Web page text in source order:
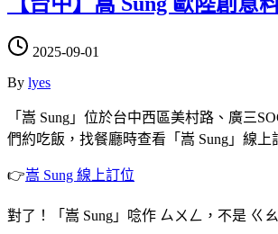
2025-09-01
By lyes
「嵩 Sung」位於台中西區美村路、廣三
們約吃飯，找餐廳時查看「嵩 Sung」線
👉嵩 Sung 線上訂位
對了！「嵩 Sung」唸作 ㄙㄨㄥ，不是 ㄍ